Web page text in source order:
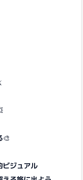
🎨
ビジュアル